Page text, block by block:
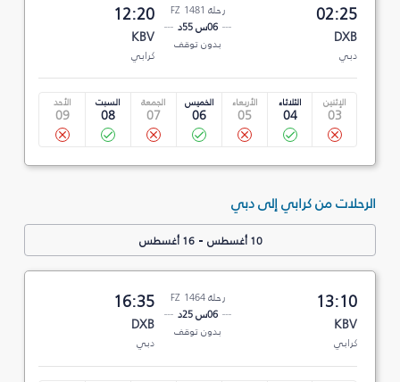
02:25
DXB
دبي
رحلة FZ 1481
06س 55د
بدون توقف
12:20
KBV
كرابي
الإثنين
03
الثلاثاء
04
الأربعاء
05
الخميس
06
الجمعة
07
السبت
08
الأحد
09
الرحلات من كرابي إلى دبي
10 أغسطس -16 أغسطس
13:10
KBV
كرابي
رحلة FZ 1464
06س 25د
بدون توقف
16:35
DXB
دبي